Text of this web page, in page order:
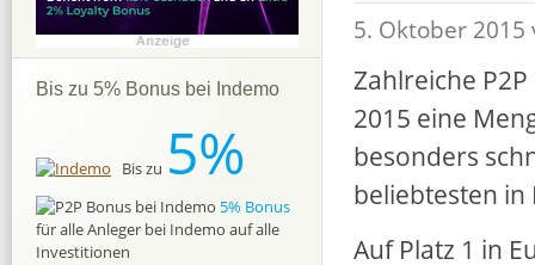
5. Oktober 2015
Zahlreiche
2015 eine
besonders
beliebtesten in
Auf Platz 1 in
Bis zu 5% Bonus bei Indemo
Bis zu 5%
5% Bonus
für alle Anleger bei Indemo auf alle
Investitionen